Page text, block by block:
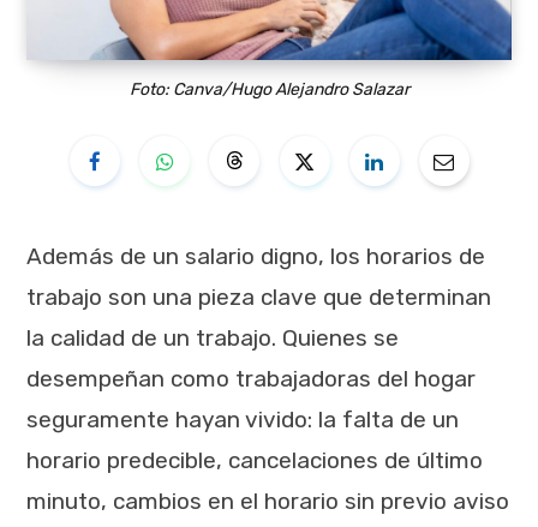
Foto: Canva/Hugo Alejandro Salazar
Además de un salario digno, los horarios de
trabajo son una pieza clave que determinan
la calidad de un trabajo. Quienes se
desempeñan como trabajadoras del hogar
seguramente hayan vivido: la falta de un
horario predecible, cancelaciones de último
minuto, cambios en el horario sin previo aviso